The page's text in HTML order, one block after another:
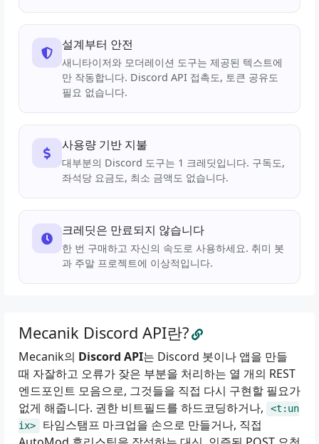
설계부터 안전
새니타이저와 모더레이션 도구는 제공된 텍스트에
만 작동합니다. Discord API 접촉도, 토큰 공유도
필요 없습니다.
사용량 기반 지불
대부분의 Discord 도구는 1 크레딧입니다. 구독도,
좌석당 요금도, 최소 금액도 없습니다.
크레딧은 만료되지 않습니다
한 번 구매하고 자신의 속도로 사용하세요. 취미 봇
과 주말 프로젝트에 이상적입니다.
Mecanik Discord API란?
Mecanik의 Discord API는 Discord 봇이나 앱을 만들
때 자잘하고 오류가 잦은 부분을 처리하는 열 개의 REST
엔드포인트 모음으로, 그것들을 직접 다시 구현할 필요가
없게 해줍니다. 권한 비트필드를 하드코딩하거나,
<t:un
ix>
타임스탬프 마크업을 손으로 만들거나, 직접